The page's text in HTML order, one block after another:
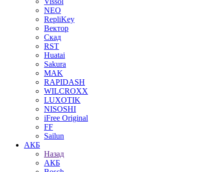
NEO
RepliKey
Вектор
Скад
RST
Huatai
Sakura
MAK
RAPIDASH
WILCROXX
LUXOTIK
NISOSHI
iFree Original
FF
Sailun
АКБ
Назад
АКБ